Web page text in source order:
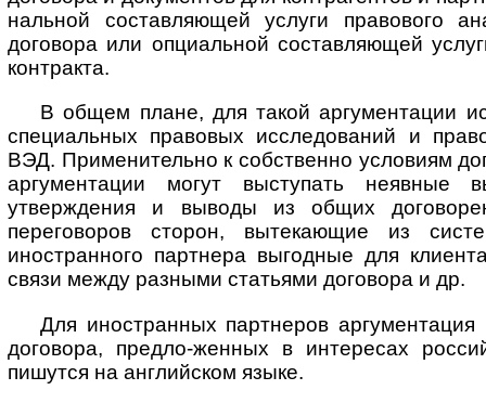
наль­ной составляющей услуги правового
договора или опциальной со­став­ля­ю­щей
контракта.
В общем плане, для такой аргументации
специальных правовых исследований и
ВЭД. Применительно к собственно условиям
аргументации могут выступать неявные
утверждения и выводы из общих
переговоров сторон, вытекающие из
иностранного партнера выгодные для
связи между разными статьями договора и др.
Для иностранных партнеров
договора, предло-женных в интересах
пишутся на английском языке.